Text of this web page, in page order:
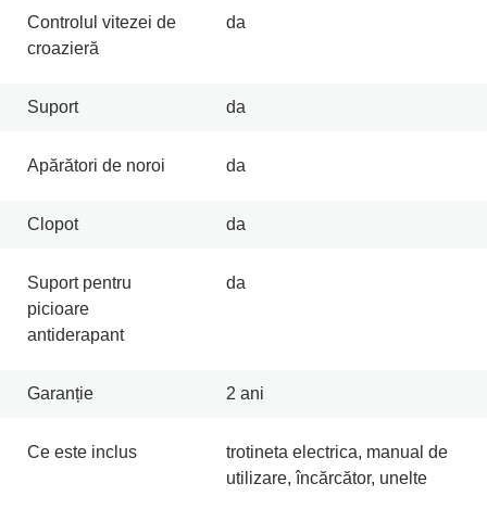
Controlul vitezei de
croazieră
da
Suport da
Apărători de noroi da
Clopot da
Suport pentru
picioare
antiderapant
da
Garanție 2 ani
Ce este inclus
trotineta electrica, manual de
utilizare, încărcător, unelte